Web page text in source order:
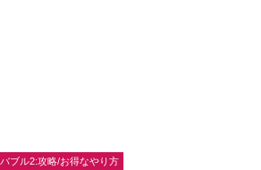
バブル2:攻略/お得なやり方